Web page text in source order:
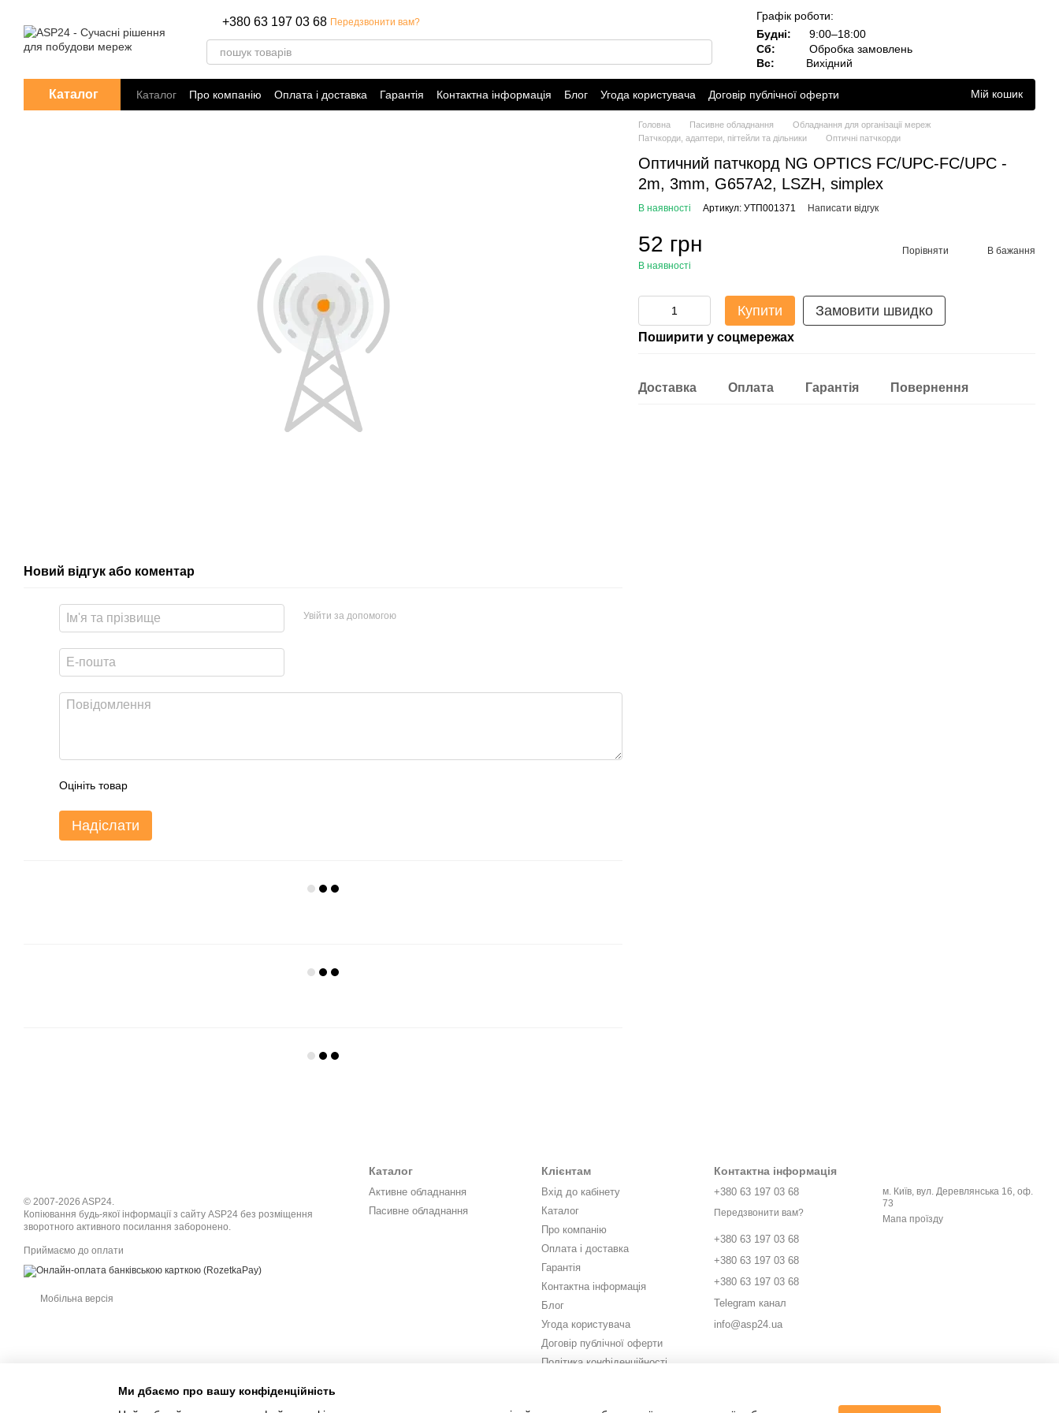
+380 63 197 03 68 Передзвонити вам?
Графік роботи:
Будні:
9:00–18:00
Сб:
Обробка замовлень
Вс:
Вихідний
Каталог Каталог Про компанію Оплата і доставка Гарантія Контактна інформація Блог Угода користувача
Договір публічної оферти
Політика конфіденційності
Мій кошик
Новий відгук або коментар
Увійти за допомогою
Оцініть товар
Надіслати
Головна Пасивне обладнання
Обладнання для організації мереж
Патчкорди, адаптери, пігтейли та дільники
Оптичні патчкорди
Оптичний патчкорд NG OPTICS FC/UPC-FC/UPC -
2m, 3mm, G657A2, LSZH, simplex
В наявності Артикул: УТП001371 Написати відгук
52 грн
В наявності
Порівняти В бажання
Купити Замовити швидко
Поширити у соцмережах
Доставка Оплата Гарантія Повернення
© 2007-2026 ASP24.
Копіювання будь-якої інформації з сайту ASP24 без розміщення
зворотного активного посилання заборонено.
Приймаємо до оплати
Мобільна версія
Каталог
Активне обладнання
Пасивне обладнання
Клієнтам
Вхід до кабінету
Каталог
Про компанію
Оплата і доставка
Гарантія
Контактна інформація
Блог
Угода користувача
Договір публічної оферти
Політика конфіденційності
Контактна інформація
+380 63 197 03 68
Передзвонити вам?
+380 63 197 03 68
+380 63 197 03 68
+380 63 197 03 68
Telegram канал
info@asp24.ua
м. Київ, вул. Деревлянська 16, оф.
73
Мапа проїзду
Ми дбаємо про вашу конфіденційність